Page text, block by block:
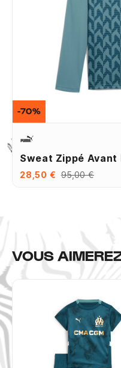
Sweat Zippé Avant
28,50 € 95,00 €
-70%
VOUS